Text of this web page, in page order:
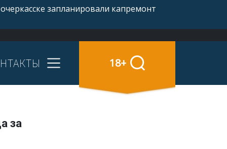
запланировали капремонт
18+
за